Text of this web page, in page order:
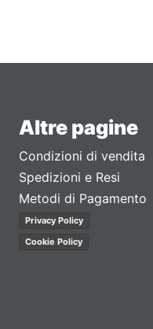
Altre pagine
Condizioni di vendita
Spedizioni e Resi
Metodi di Pagamento
Privacy Policy
Cookie Policy